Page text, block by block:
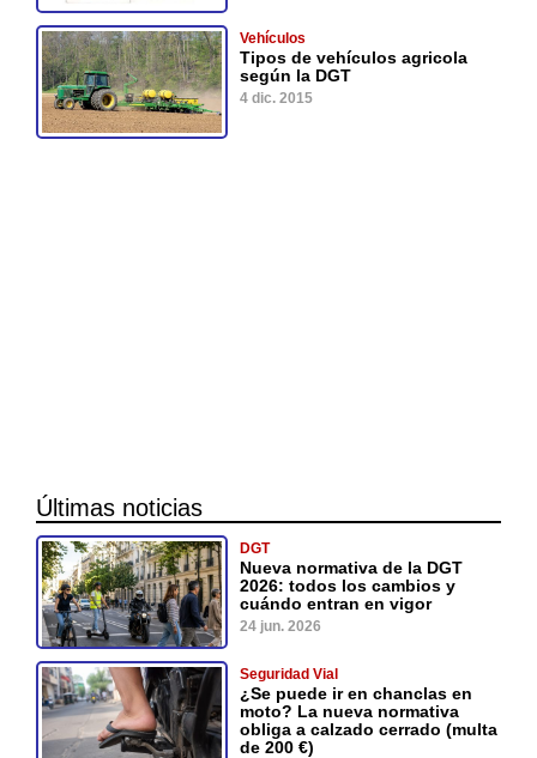
Vehículos
Tipos de vehículos agricola
según la DGT
4 dic. 2015
Últimas noticias
DGT
Nueva normativa de la DGT
2026: todos los cambios y
cuándo entran en vigor
24 jun. 2026
Seguridad Vial
¿Se puede ir en chanclas en
moto? La nueva normativa
obliga a calzado cerrado (multa
de 200 €)